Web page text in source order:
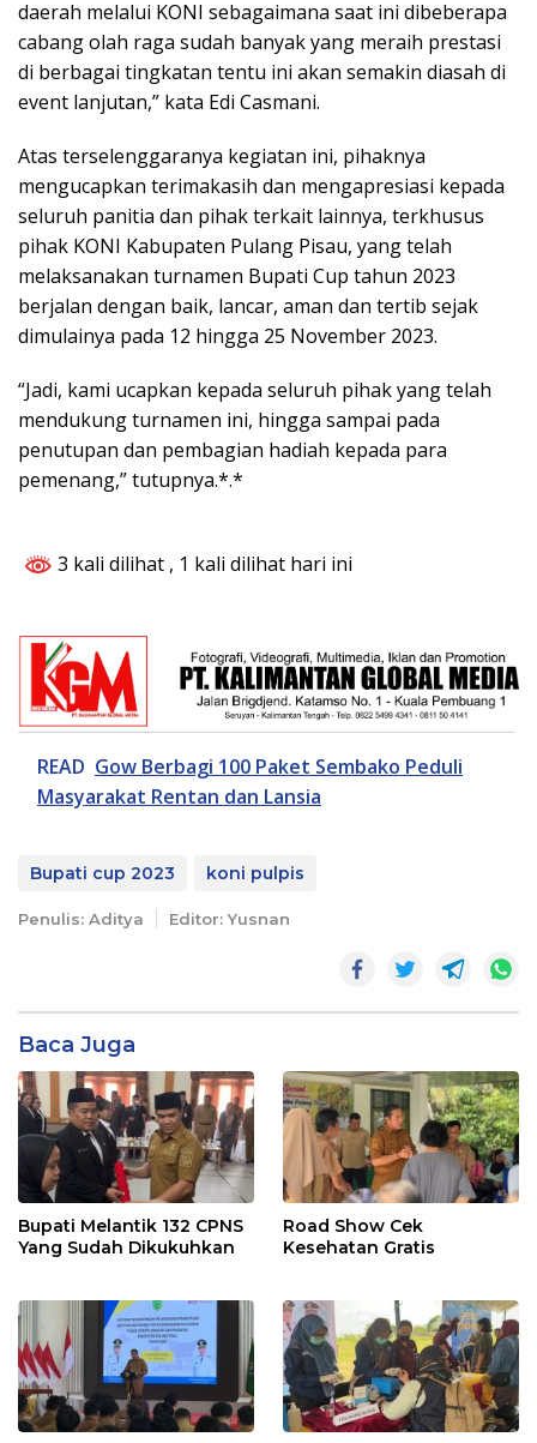
daerah melalui KONI sebagaimana saat ini dibeberapa
cabang olah raga sudah banyak yang meraih prestasi
di berbagai tingkatan tentu ini akan semakin diasah di
event lanjutan,” kata Edi Casmani.
Atas terselenggaranya kegiatan ini, pihaknya
mengucapkan terimakasih dan mengapresiasi kepada
seluruh panitia dan pihak terkait lainnya, terkhusus
pihak KONI Kabupaten Pulang Pisau, yang telah
melaksanakan turnamen Bupati Cup tahun 2023
berjalan dengan baik, lancar, aman dan tertib sejak
dimulainya pada 12 hingga 25 November 2023.
“Jadi, kami ucapkan kepada seluruh pihak yang telah
mendukung turnamen ini, hingga sampai pada
penutupan dan pembagian hadiah kepada para
pemenang,” tutupnya.*.*
3 kali dilihat , 1 kali dilihat hari ini
READ Gow Berbagi 100 Paket Sembako Peduli
Masyarakat Rentan dan Lansia
Bupati cup 2023 koni pulpis
Penulis: Aditya Editor: Yusnan
Baca Juga
Bupati Melantik 132 CPNS
Yang Sudah Dikukuhkan
Road Show Cek
Kesehatan Gratis